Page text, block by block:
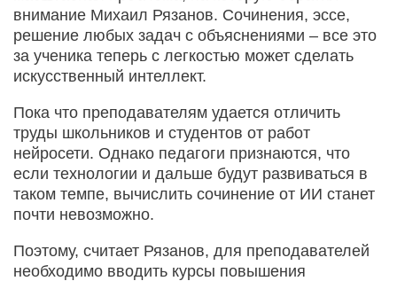
внимание Михаил Рязанов. Сочинения, эссе,
решение любых задач с объяснениями – все это
за ученика теперь с легкостью может сделать
искусственный интеллект.
Пока что преподавателям удается отличить
труды школьников и студентов от работ
нейросети. Однако педагоги признаются, что
если технологии и дальше будут развиваться в
таком темпе, вычислить сочинение от ИИ станет
почти невозможно.
Поэтому, считает Рязанов, для преподавателей
необходимо вводить курсы повышения